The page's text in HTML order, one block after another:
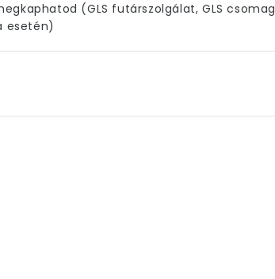
(GLS futárszolgálat, GLS
esetén)